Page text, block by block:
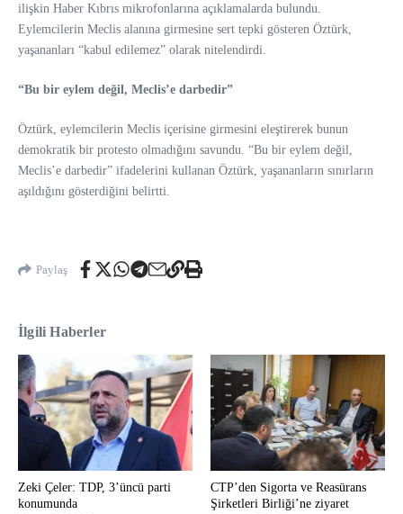
ilişkin Haber Kıbrıs mikrofonlarına açıklamalarda bulundu.
Eylemcilerin Meclis alanına girmesine sert tepki gösteren Öztürk,
yaşananları “kabul edilemez” olarak nitelendirdi.
“Bu bir eylem değil, Meclis’e darbedir”
Öztürk, eylemcilerin Meclis içerisine girmesini eleştirerek bunun
demokratik bir protesto olmadığını savundu. “Bu bir eylem değil,
Meclis’e darbedir” ifadelerini kullanan Öztürk, yaşananların sınırların
aşıldığını gösterdiğini belirtti.
Paylaş
İlgili Haberler
Zeki Çeler: TDP, 3’üncü parti
konumunda
CTP’den Sigorta ve Reasürans
Şirketleri Birliği’ne ziyaret